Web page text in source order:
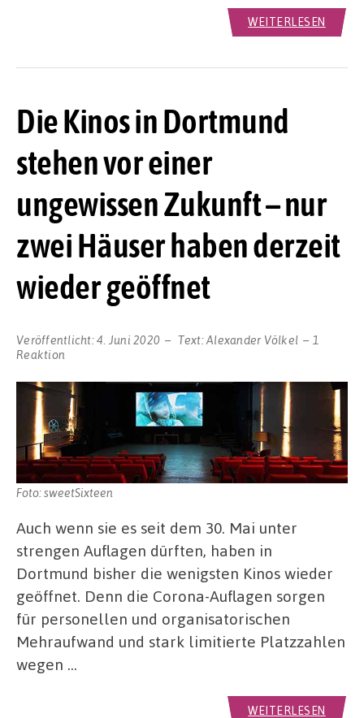
WEITERLESEN
Die Kinos in Dortmund
stehen vor einer
ungewissen Zukunft – nur
zwei Häuser haben derzeit
wieder geöffnet
Veröffentlicht:4. Juni 2020 Text:Alexander Völkel
1
Reaktion
Foto: sweetSixteen
Auch wenn sie es seit dem 30. Mai unter
strengen Auflagen dürften, haben in
Dortmund bisher die wenigsten Kinos wieder
geöffnet. Denn die Corona-Auflagen sorgen
für personellen und organisatorischen
Mehraufwand und stark limitierte Platzzahlen
wegen …
WEITERLESEN